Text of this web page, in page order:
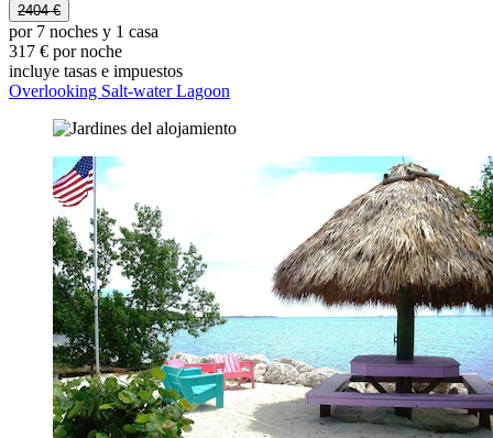
2404 €
por 7 noches y 1 casa
317 € por noche
incluye tasas e impuestos
Overlooking Salt-water Lagoon